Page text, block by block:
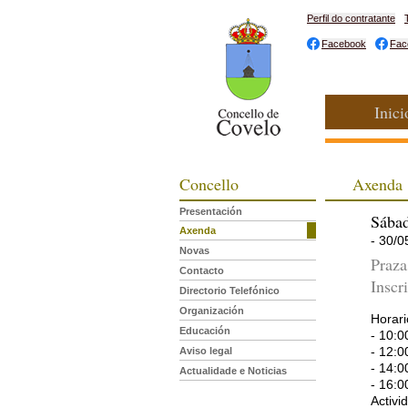
Perfil do contratante
Facebook
Concello
Presentación
Axenda
Novas
Contacto
Directorio Telefónico
Organización
Educación
Aviso legal
Actualidade e Noticias
Axenda
- 30/
-
-
-
-